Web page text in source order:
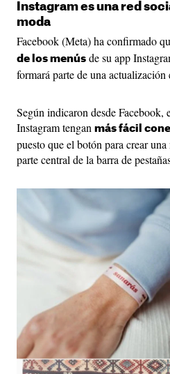
Instagram es una red
moda
Facebook (Meta) ha confirmado
de los menús de su app
formará parte de una actualización
Según indicaron desde Facebook,
Instagram tengan más fácil
puesto que el botón para crear
parte central de la barra de